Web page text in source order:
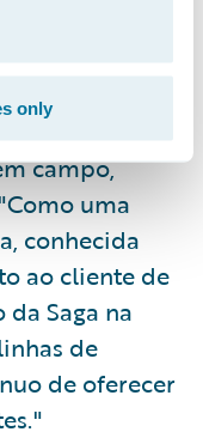
only
pela
produtos
da
Glenn, vice-
campo,
uma
conhecida
ao cliente de
Saga na
de
de oferecer